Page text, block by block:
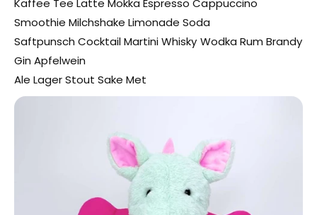
Kaffee Tee Latte Mokka Espresso Cappuccino
Smoothie Milchshake Limonade Soda
Saftpunsch Cocktail Martini Whisky Wodka Rum Brandy
Gin Apfelwein
Ale Lager Stout Sake Met